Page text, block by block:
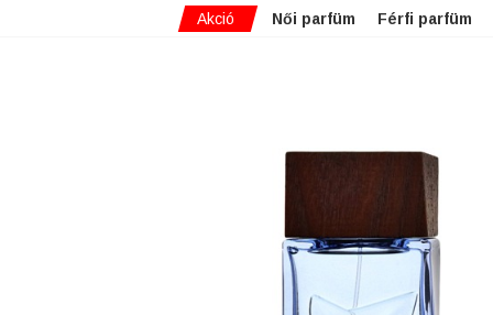
Akció Női parfüm Férfi parfüm